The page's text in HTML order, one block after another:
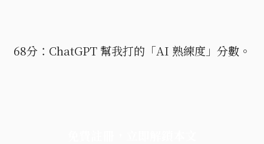
68分：ChatGPT 幫我打的「AI 熟練度」分數。